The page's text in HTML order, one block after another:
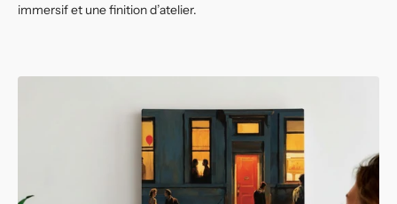
immersif et une finition d’atelier.